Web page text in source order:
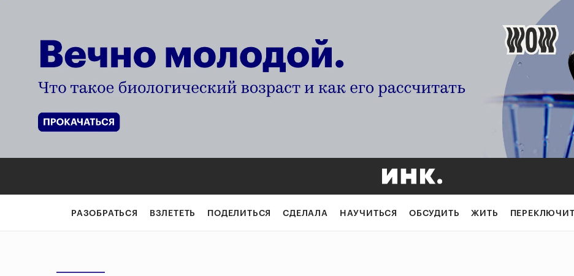
РАЗОБРАТЬСЯ ВЗЛЕТЕТЬ ПОДЕЛИТЬСЯ СДЕЛАЛА НАУЧИТЬСЯ ОБСУДИТЬ ЖИТЬ